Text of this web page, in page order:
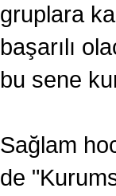
gruplara
başarılı
bu sene
Sağlam
de